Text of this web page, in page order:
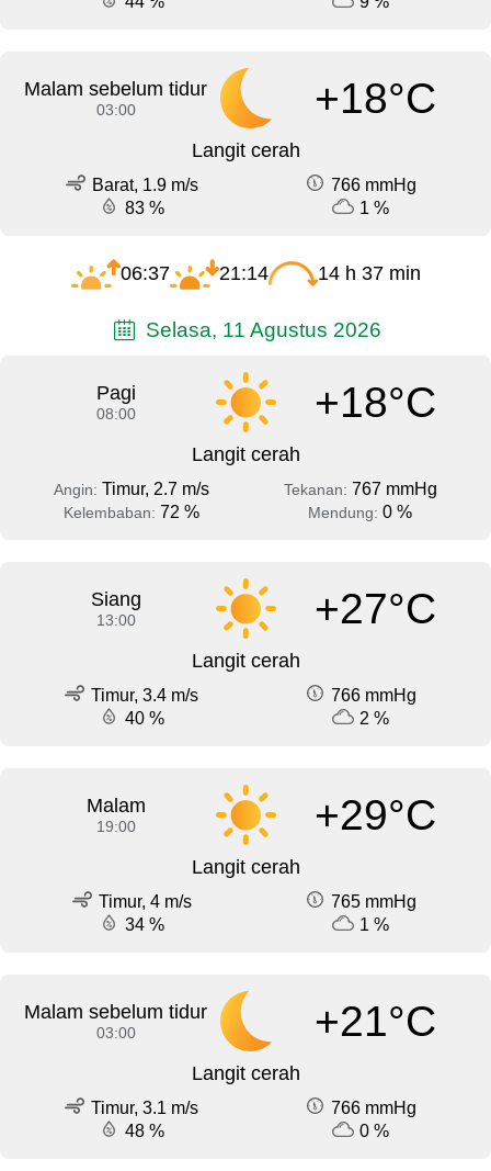
Malam sebelum tidur
03:00 +18°C
Langit cerah
Barat, 1.9 m/s
766 mmHg
83 %
1 %
06:37 21:14 14 h 37 min
Selasa, 11 Agustus 2026
Pagi
08:00 +18°C
Langit cerah
Angin: Timur, 2.7 m/s Tekanan: 767 mmHg
Kelembaban: 72 % Mendung: 0 %
Siang
13:00 +27°C
Langit cerah
Timur, 3.4 m/s
766 mmHg
40 %
2 %
Malam
19:00 +29°C
Langit cerah
Timur, 4 m/s
765 mmHg
34 %
1 %
Malam sebelum tidur
03:00 +21°C
Langit cerah
Timur, 3.1 m/s
766 mmHg
48 %
0 %